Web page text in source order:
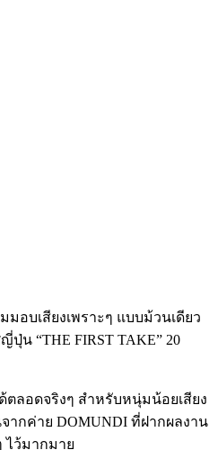
อบเสียงเพราะๆ แบบม้วนเดียว
น “THE FIRST TAKE” 20
ตลอดจริงๆ สำหรับหนุ่มน้อยเสียง
ากค่าย DOMUNDI ที่ฝากผลงาน
ไว้มากมาย